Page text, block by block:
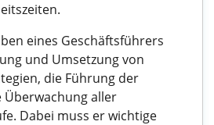
eines Geschäftsführers
und Umsetzung von
die Führung der
aller
Dabei muss er wichtige